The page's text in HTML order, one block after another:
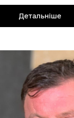
Детальніше